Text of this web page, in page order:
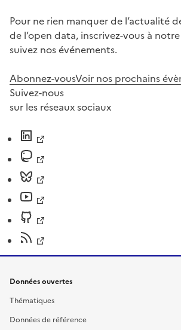
Pour ne rien manquer de l’actualité
de l’open data, inscrivez-vous à
suivez nos événements.
Abonnez-vousVoir nos prochains
Suivez-nous
sur les réseaux sociaux
Données ouvertes
Thématiques
Données de référence